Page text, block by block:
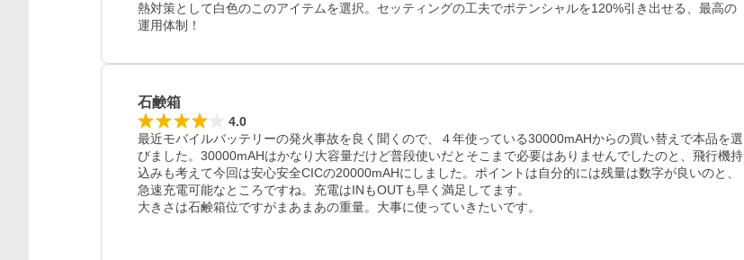
熱対策として白色のこのアイテムを選択。セッティングの工夫でポテンシャルを120%引き出せる、最高の
運用体制！
石鹸箱
4.0
最近モバイルバッテリーの発火事故を良く聞くので、４年使っている30000mAHからの買い替えで本品を選
びました。30000mAHはかなり大容量だけど普段使いだとそこまで必要はありませんでしたのと、飛行機持
込みも考えて今回は安心安全CICの20000mAHにしました。ポイントは自分的には残量は数字が良いのと、
急速充電可能なところですね。充電はINもOUTも早く満足してます。
大きさは石鹸箱位ですがまあまあの重量。大事に使っていきたいです。